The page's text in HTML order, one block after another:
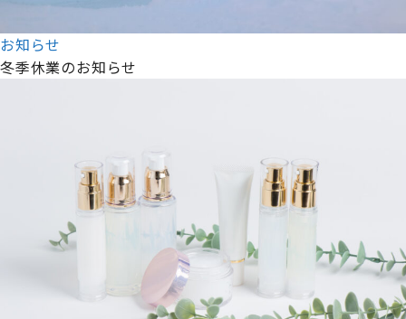
お知らせ
冬季休業のお知らせ